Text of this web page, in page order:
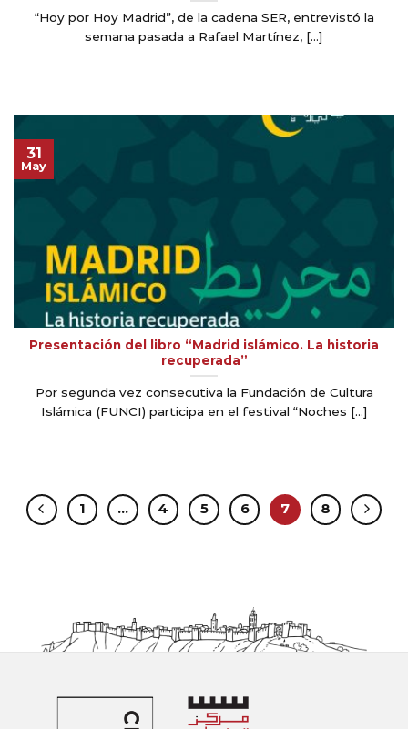
“Hoy por Hoy Madrid”, de la cadena SER, entrevistó la
semana pasada a Rafael Martínez, [...]
Presentación del libro “Madrid islámico. La historia
recuperada”
Por segunda vez consecutiva la Fundación de Cultura
Islámica (FUNCI) participa en el festival “Noches [...]
31
May
1 … 4 5 6 7 8